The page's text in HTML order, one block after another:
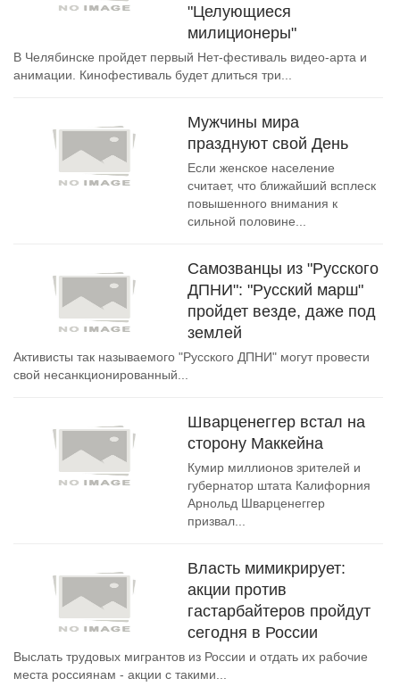
"Целующиеся
милиционеры"
В Челябинске пройдет первый Нет-фестиваль видео-арта и
анимации. Кинофестиваль будет длиться три...
Мужчины мира
празднуют свой День
Если женское население
считает, что ближайший всплеск
повышенного внимания к
сильной половине...
Самозванцы из "Русского
ДПНИ": "Русский марш"
пройдет везде, даже под
землей
Активисты так называемого "Русского ДПНИ" могут провести
свой несанкционированный...
Шварценеггер встал на
сторону Маккейна
Кумир миллионов зрителей и
губернатор штата Калифорния
Арнольд Шварценеггер
призвал...
Власть мимикрирует:
акции против
гастарбайтеров пройдут
сегодня в России
Выслать трудовых мигрантов из России и отдать их рабочие
места россиянам - акции с такими...